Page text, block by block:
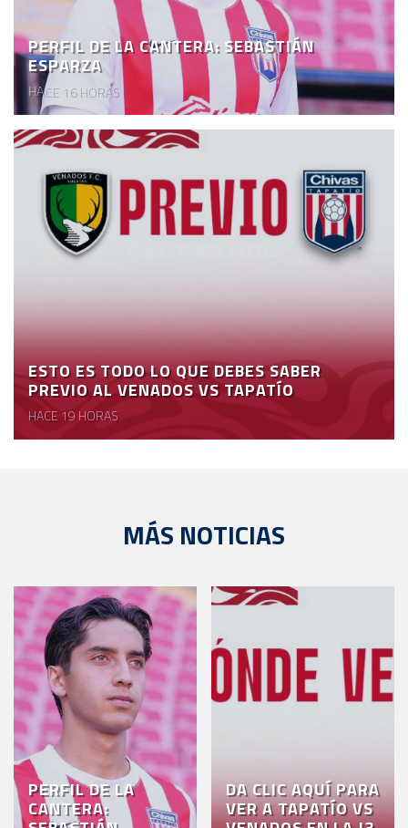
PERFIL DE LA CANTERA: SEBASTIÁN
ESPARZA
HACE 16 HORAS
ESTO ES TODO LO QUE DEBES SABER
PREVIO AL VENADOS VS TAPATÍO
HACE 19 HORAS
MÁS NOTICIAS
PERFIL DE LA
CANTERA:
DA CLIC AQUÍ PARA
VER A TAPATÍO VS